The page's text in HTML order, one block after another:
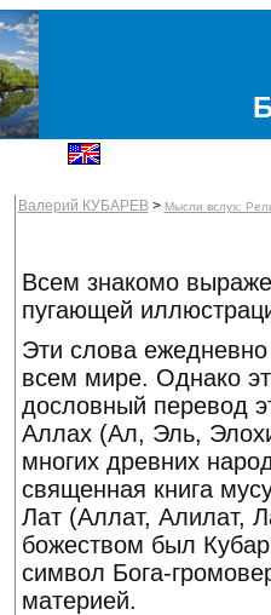
Валерий КУБАРЕВ> Мысли вслух:
Всем знакомо
пугающей
Эти слова
всем мире. Однако
дословный перевод
Аллах (Ал, Эль,
многих древних
священная книга
Лат (Аллат, Алилат,
божеством был
символ Бога-
материей.